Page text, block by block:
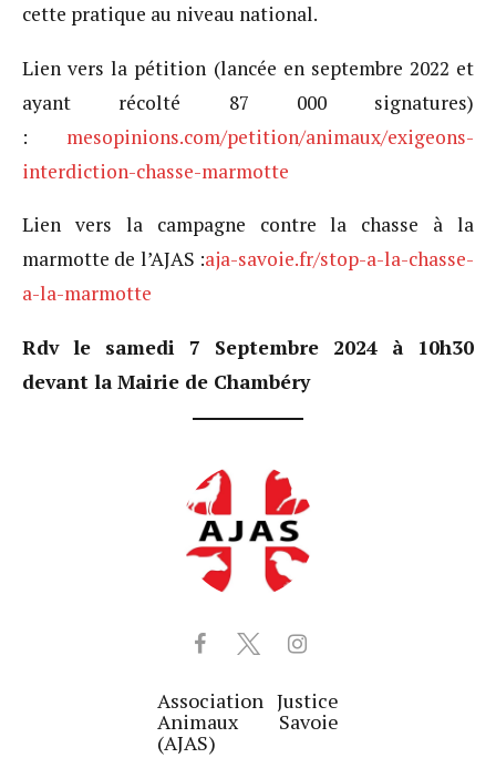
cette pratique au niveau national.
Lien vers la pétition (lancée en septembre 2022 et
ayant récolté 87 000 signatures)
: mesopinions.com/petition/animaux/exigeons-
interdiction-chasse-marmotte
Lien vers la campagne contre la chasse à la
marmotte de l’AJAS :aja-savoie.fr/stop-a-la-chasse-
a-la-marmotte
Rdv le samedi 7 Septembre 2024 à 10h30
devant la Mairie de Chambéry
Association Justice
Animaux Savoie
(AJAS)